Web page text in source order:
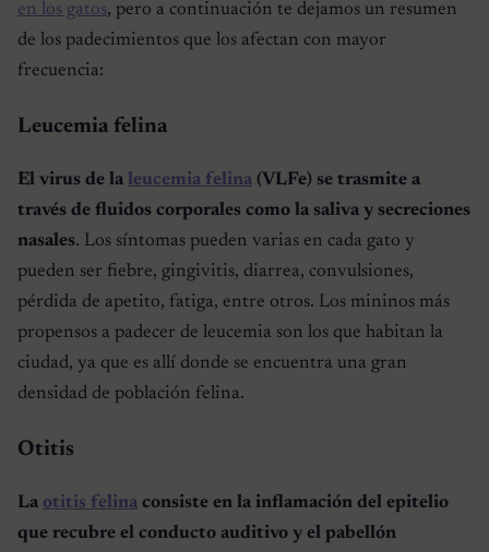
en los gatos, pero a continuación te dejamos un resumen
de los padecimientos que los afectan con mayor
frecuencia:
Leucemia felina
El virus de la leucemia felina (VLFe) se trasmite a
través de fluidos corporales como la saliva y secreciones
nasales. Los síntomas pueden varias en cada gato y
pueden ser fiebre, gingivitis, diarrea, convulsiones,
pérdida de apetito, fatiga, entre otros. Los mininos más
propensos a padecer de leucemia son los que habitan la
ciudad, ya que es allí donde se encuentra una gran
densidad de población felina.
Otitis
La otitis felina consiste en la inflamación del epitelio
que recubre el conducto auditivo y el pabellón